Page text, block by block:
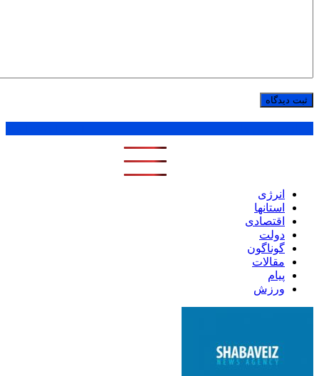
انرژی
استانها
اقتصادی
دولت
گوناگون
مقالات
پیام
ورزش